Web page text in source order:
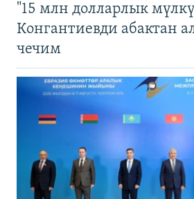
"15 млн долларлык
Конгантиевди абактан
чечим